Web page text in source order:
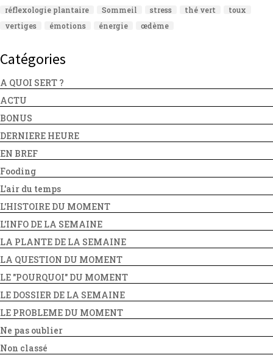
réflexologie plantaire
Sommeil stress thé vert
toux
vertiges
émotions énergie œdème
Catégories
A QUOI SERT ?
ACTU
BONUS
DERNIERE HEURE
EN BREF
Fooding
L'air du temps
L'HISTOIRE DU MOMENT
L'INFO DE LA SEMAINE
LA PLANTE DE LA SEMAINE
LA QUESTION DU MOMENT
LE "POURQUOI" DU MOMENT
LE DOSSIER DE LA SEMAINE
LE PROBLEME DU MOMENT
Ne pas oublier
Non classé